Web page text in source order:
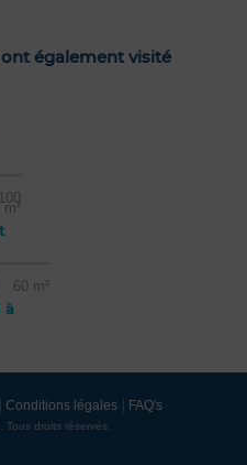
également visité
100
m²
60 m²
à
Conditions légales FAQ's
droits réservés.